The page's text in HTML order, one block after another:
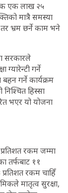
एक लाख २५
मात्रै समस्या
भ्रम छर्ने काम भने
सरकारले
ग्यारेन्टी गर्ने
गर्ने कार्यक्रम
हिस्सा
भएर यो योजना
रकम जम्मा
तर्फबाट ११
रकम चाहिँ
मातृत्व सुरक्षा,